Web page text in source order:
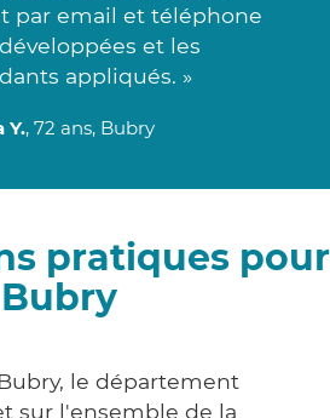
par email et téléphone
et les
appliqués. »
Y., 72 ans, Bubry
pratiques pour
Bubry
le département
sur l'ensemble de la